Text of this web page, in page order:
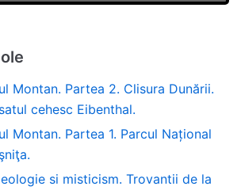
Montan. Partea 2. Clisura Dunării.
cehesc Eibenthal.
Montan. Partea 1. Parcul Național
si misticism. Trovantii de la